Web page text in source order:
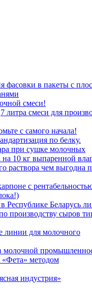
фасовки в пакеты с
смеси!
литра смеси для
с самого начала!
по белку.
при сушке молочных
на 10 кг выпаренной
раствора чем выгодна
с
Республике Беларусь
производству сыров
линии для молочного
молочной
«Фета» методом
индустрия»